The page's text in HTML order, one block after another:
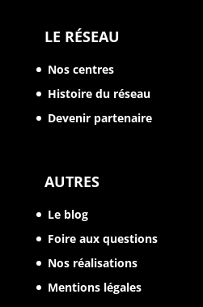
LE RÉSEAU
Nos centres
Histoire du réseau
Devenir partenaire
AUTRES
Le blog
Foire aux questions
Nos réalisations
Mentions légales